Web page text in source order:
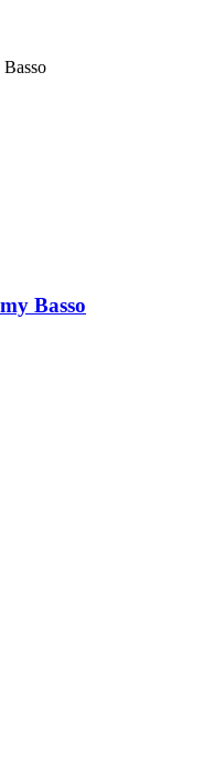
Basso